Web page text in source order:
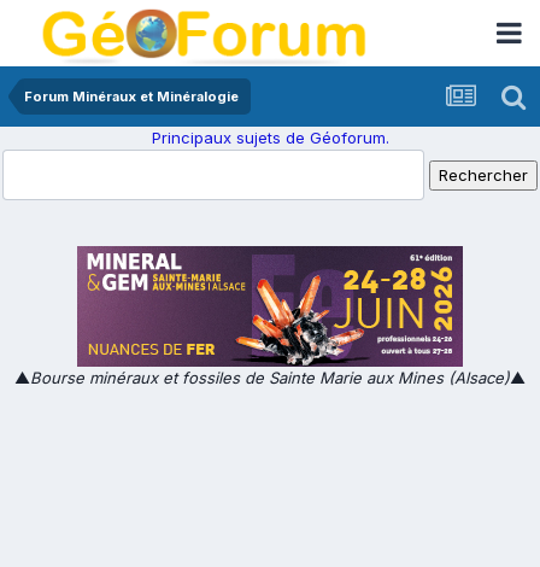
Forum Minéraux et Minéralogie
Principaux sujets de Géoforum.
▲Bourse minéraux et fossiles de Sainte Marie aux Mines (Alsace)▲